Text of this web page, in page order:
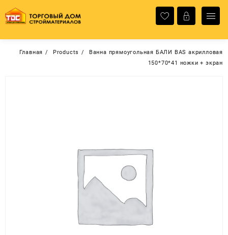
содержимому
Главная Products
Ванна прямоугольная БАЛИ BAS акрилловая
150*70*41 ножки + экран